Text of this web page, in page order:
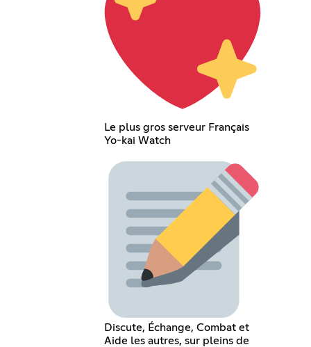
Le plus gros serveur Français
Yo-kai Watch
Discute, Échange, Combat et
Aide les autres, sur pleins de